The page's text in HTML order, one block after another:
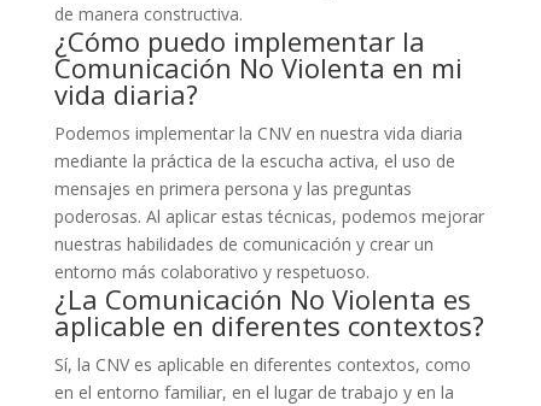
de manera constructiva.
¿Cómo puedo implementar la
Comunicación No Violenta en mi
vida diaria?
Podemos implementar la CNV en nuestra vida diaria
mediante la práctica de la escucha activa, el uso de
mensajes en primera persona y las preguntas
poderosas. Al aplicar estas técnicas, podemos mejorar
nuestras habilidades de comunicación y crear un
entorno más colaborativo y respetuoso.
¿La Comunicación No Violenta es
aplicable en diferentes contextos?
Sí, la CNV es aplicable en diferentes contextos, como
en el entorno familiar, en el lugar de trabajo y en la